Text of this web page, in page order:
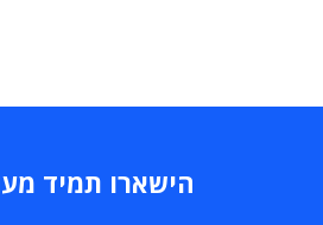
הישארו תמיד